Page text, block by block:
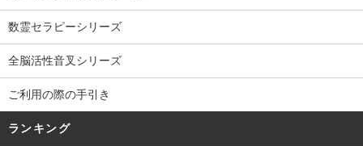
数霊セラピーシリーズ
全脳活性音叉シリーズ
ご利用の際の手引き
ランキング